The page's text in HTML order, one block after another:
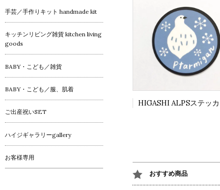
おすすめ商品
手芸／手作りキット handmade kit
キッチンリビング雑貨 kitchen living
goods
BABY・こども／雑貨
BABY・こども／服、肌着
ご出産祝いSET
ハイジギャラリーgallery
お客様専用